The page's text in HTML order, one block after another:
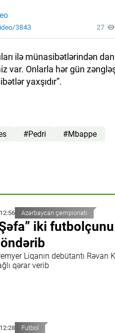
ilə münasibətlərindən
var. Onlarla hər gün
yaxşıdır”.
#Pedri #Mbappe
12:56 Azərbaycan çempionatı
iki
Liqanın debütantı
qərar verib
12:28 Futbol